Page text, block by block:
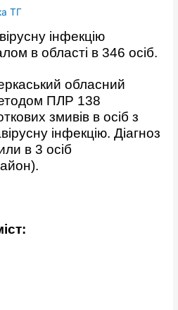
ТГ
інфекцію
в області в 346 осіб.
обласний
ПЛР 138
змивів в осіб з
інфекцію. Діагноз
в 3 осіб